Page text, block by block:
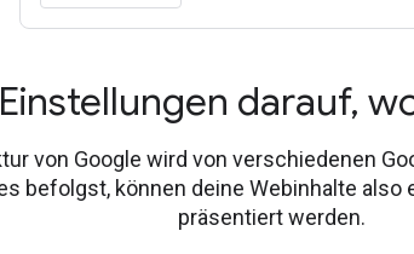
darauf,
von Google wird von verschiedenen
befolgst, können deine Webinhalte
präsentiert werden.